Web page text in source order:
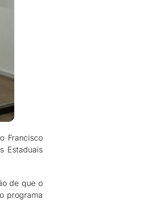
Francisco
Estaduais
de que o
programa